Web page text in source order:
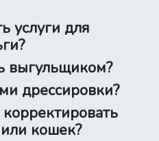
услуги для
выгульщиком?
дрессировки?
кошек?